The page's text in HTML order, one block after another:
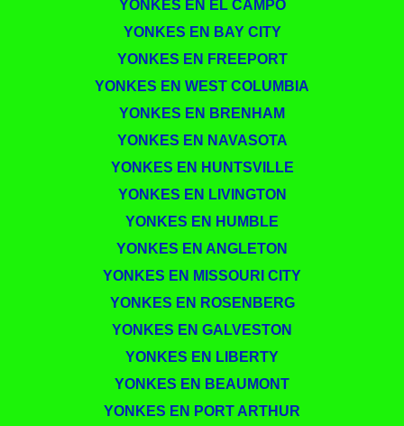
YONKES EN EL CAMPO
YONKES EN BAY CITY
YONKES EN FREEPORT
YONKES EN WEST COLUMBIA
YONKES EN BRENHAM
YONKES EN NAVASOTA
YONKES EN HUNTSVILLE
YONKES EN LIVINGTON
YONKES EN HUMBLE
YONKES EN ANGLETON
YONKES EN MISSOURI CITY
YONKES EN ROSENBERG
YONKES EN GALVESTON
YONKES EN LIBERTY
YONKES EN BEAUMONT
YONKES EN PORT ARTHUR